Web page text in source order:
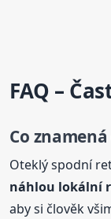
FAQ –
Co
Oteklý spodní
náhlou lokální
aby si člověk